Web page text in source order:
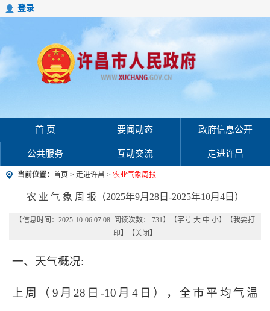
登录
首 页 要闻动态 政府信息公开
公共服务 互动交流 走进许昌
当前位置： 首页 > 走进许昌 > 农业气象周报
农 业 气 象 周 报（2025年9月28日-2025年10月4日）
【信息时间：2025-10-06 07:08 阅读次数： 731】【字号 大 中 小】【我要打
印】【关闭 】
一、天气概况:
上周（9月28日-10月4日），全市平均气温